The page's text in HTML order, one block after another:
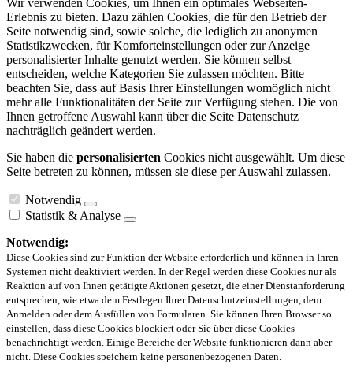
Wir verwenden Cookies, um Ihnen ein optimales Webseiten-
Erlebnis zu bieten. Dazu zählen Cookies, die für den Betrieb der
Seite notwendig sind, sowie solche, die lediglich zu anonymen
Statistikzwecken, für Komforteinstellungen oder zur Anzeige
personalisierter Inhalte genutzt werden. Sie können selbst
entscheiden, welche Kategorien Sie zulassen möchten. Bitte
beachten Sie, dass auf Basis Ihrer Einstellungen womöglich nicht
mehr alle Funktionalitäten der Seite zur Verfügung stehen. Die von
Ihnen getroffene Auswahl kann über die Seite Datenschutz
nachträglich geändert werden.
Sie haben die personalisierten Cookies nicht ausgewählt. Um diese
Seite betreten zu können, müssen sie diese per Auswahl zulassen.
Notwendig
Statistik & Analyse
Notwendig:
Diese Cookies sind zur Funktion der Website erforderlich und können in Ihren
Systemen nicht deaktiviert werden. In der Regel werden diese Cookies nur als
Reaktion auf von Ihnen getätigte Aktionen gesetzt, die einer Dienstanforderung
entsprechen, wie etwa dem Festlegen Ihrer Datenschutzeinstellungen, dem
Anmelden oder dem Ausfüllen von Formularen. Sie können Ihren Browser so
einstellen, dass diese Cookies blockiert oder Sie über diese Cookies
benachrichtigt werden. Einige Bereiche der Website funktionieren dann aber
nicht. Diese Cookies speichern keine personenbezogenen Daten.